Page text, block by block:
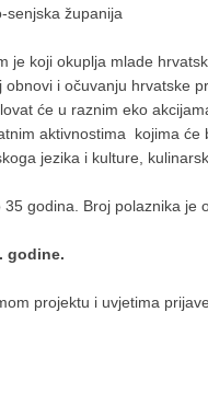
senjska županija
je koji okuplja mlade
i očuvanju hrvatske
će u raznim eko
aktivnostima kojima
jezika i kulture,
godina. Broj polaznika je
godine.
projektu i uvjetima